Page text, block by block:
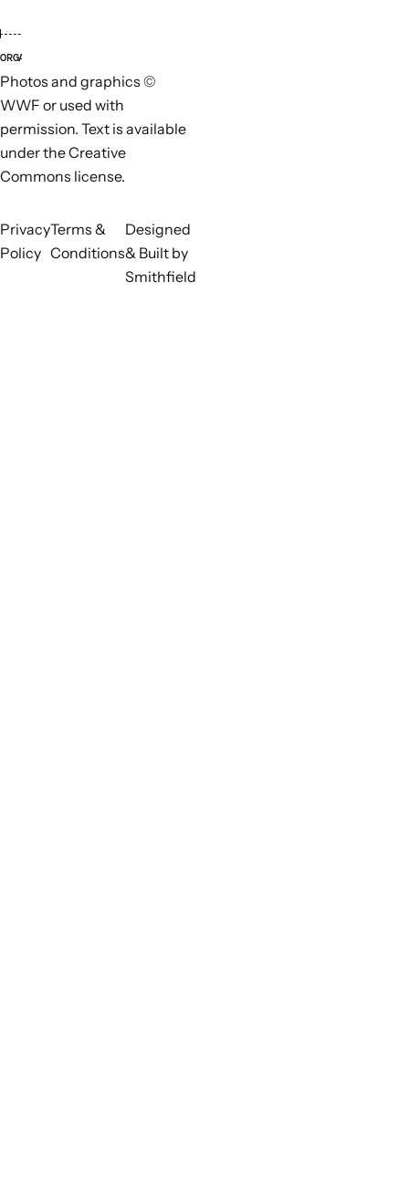
ORGANISATIONS RESPONSABLES
Photos and graphics ©
WWF or used with
permission. Text is available
under the Creative
Commons license.
Privacy
Policy
Terms &
Conditions
Designed
& Built by
Smithfield